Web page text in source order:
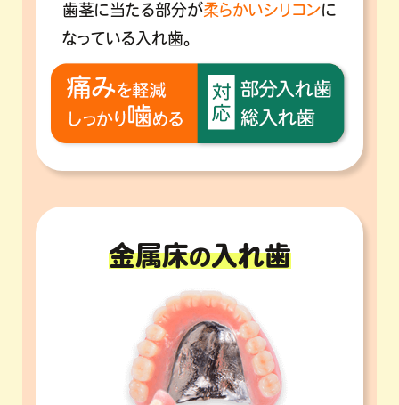
歯茎に当たる部分が柔らかいシリコンに
なっている入れ歯。
金属床の入れ歯